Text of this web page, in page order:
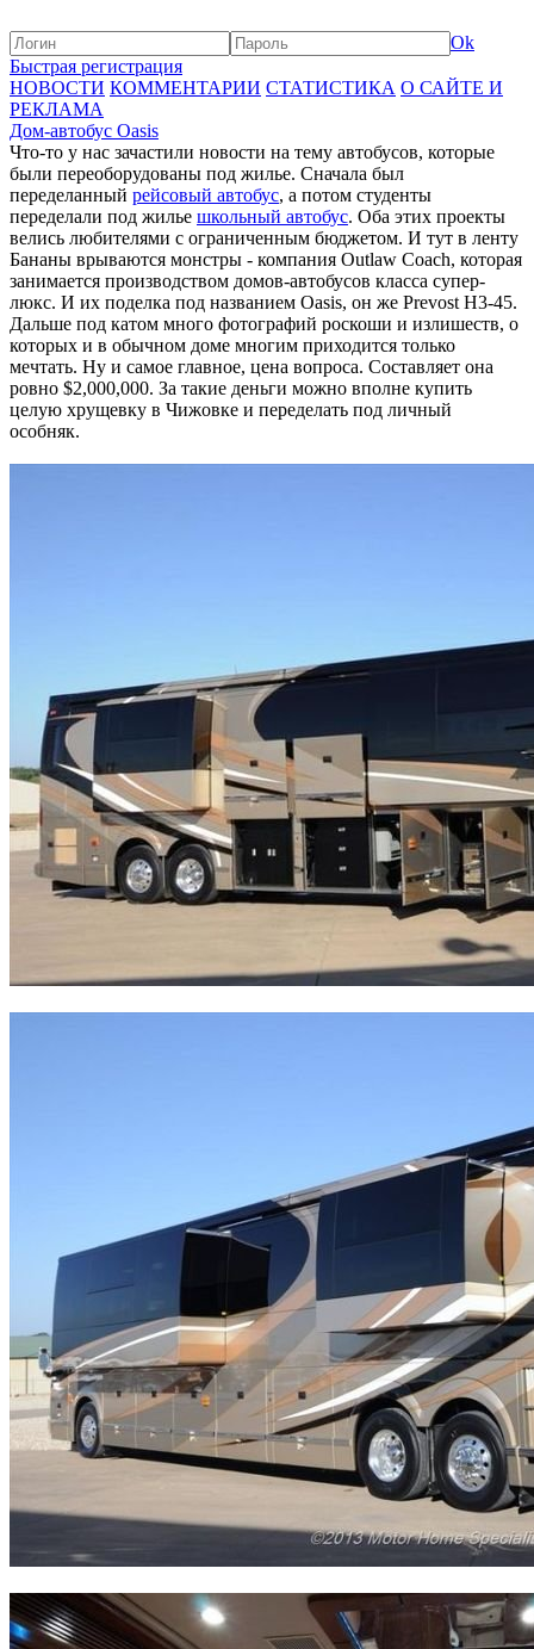
Ok
Быстрая регистрация
НОВОСТИ КОММЕНТАРИИ СТАТИСТИКА О САЙТЕ И
РЕКЛАМА
Дом-автобус Oasis
Что-то у нас зачастили новости на тему автобусов, которые
были переоборудованы под жилье. Сначала был
переделанный рейсовый автобус, а потом студенты
переделали под жилье школьный автобус. Оба этих проекты
велись любителями с ограниченным бюджетом. И тут в ленту
Бананы врываются монстры - компания Outlaw Coach, которая
занимается производством домов-автобусов класса супер-
люкс. И их поделка под названием Oasis, он же Prevost H3-45.
Дальше под катом много фотографий роскоши и излишеств, о
которых и в обычном доме многим приходится только
мечтать. Ну и самое главное, цена вопроса. Составляет она
ровно $2,000,000. За такие деньги можно вполне купить
целую хрущевку в Чижовке и переделать под личный
особняк.